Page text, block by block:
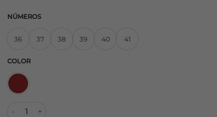
NÚMEROS
36 37 38 39 40 41
COLOR